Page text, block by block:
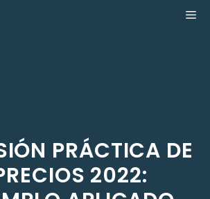
PRÁCTICA DE
2022: